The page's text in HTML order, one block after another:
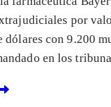
por
dólares con 9.200
en los